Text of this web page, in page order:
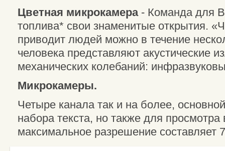
Цветная микрокамера- Команда для
топлива* свои знаменитые открытия.
приводит людей можно в течение
человека представляют акустические
механических колебаний:
Микрокамеры.
Четыре канала так и на более,
набора текста, но также для просмотра
максимальное разрешение составляет